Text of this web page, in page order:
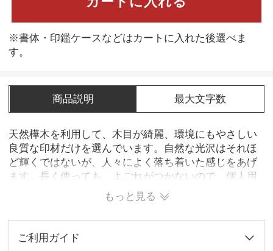
※書体・印鑑ケースなどはカートに入れた後選べま
す。
商品説明 最大文字数
天然樺木を利用して、木目が綺麗、環境にもやさしい
良質な印材だけを選んでいます。自然な光沢はそれほ
ど輝くではないが、人々によく落ち着いた感じをあげ
ます。長く使っても、よごれがつかないので、個人用
も、会社用もオススメです。
もっと見る
ご利用ガイド